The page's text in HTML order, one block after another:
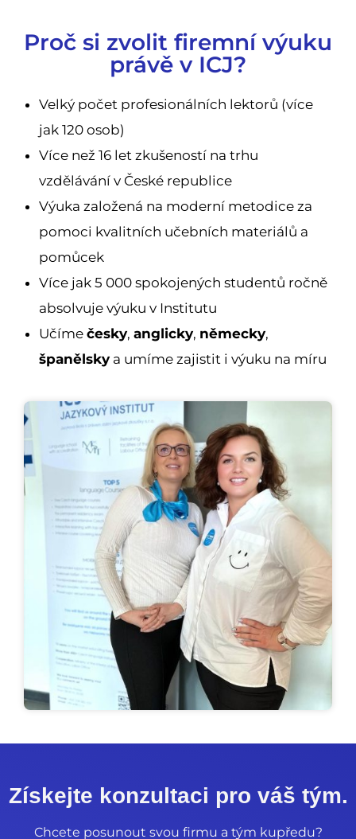
Proč si zvolit firemní výuku
právě v ICJ?
Velký počet profesionálních lektorů (více
jak 120 osob)
Více než 16 let zkušeností na trhu
vzdělávání v České republice
Výuka založená na moderní metodice za
pomoci kvalitních učebních materiálů a
pomůcek
Více jak 5 000 spokojených studentů ročně
absolvuje výuku v Institutu
Učíme česky, anglicky, německy,
španělskya umíme zajistit i výuku na míru
Získejte konzultaci pro váš tým.
Chcete posunout svou firmu a tým kupředu?